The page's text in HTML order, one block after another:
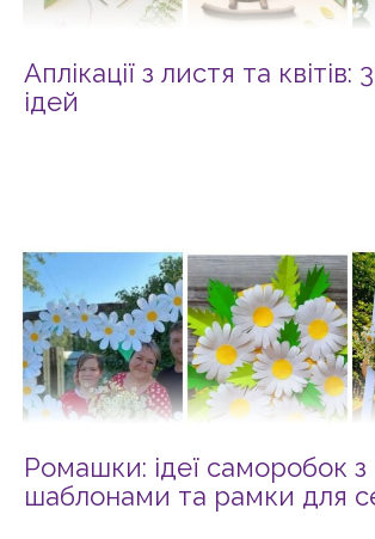
Аплікації з листя та квітів:
ідей
Ромашки: ідеї саморобок з
шаблонами та рамки для